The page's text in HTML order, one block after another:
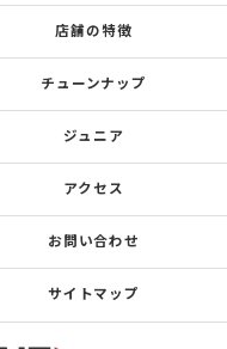
店舗の特徴
チューンナップ
ジュニア
アクセス
お問い合わせ
サイトマップ